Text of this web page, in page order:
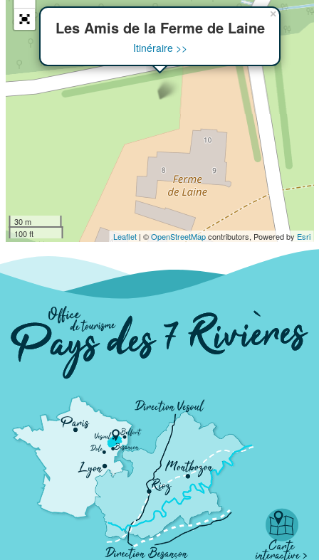
Les Amis de la Ferme de Laine
Itinéraire >>
×
30 m
100 ft
Leaflet| ©OpenStreetMapcontributors, Powered by Esri